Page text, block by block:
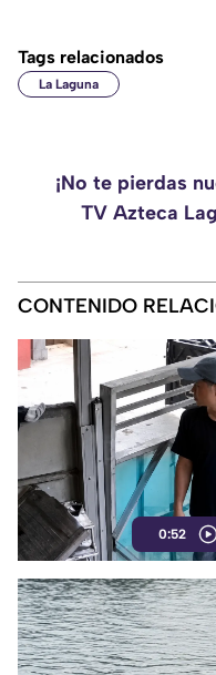
Tags relacionados
La Laguna
¡No te pierdas
TV Azteca
CONTENIDO
0:52